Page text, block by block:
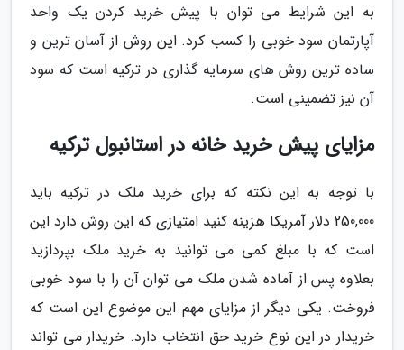
به این شرایط می توان با پیش خرید کردن یک واحد
آپارتمان سود خوبی را کسب کرد. این روش از آسان ترین و
ساده ترین روش های سرمایه گذاری در ترکیه است که سود
آن نیز تضمینی است.
مزایای پیش خرید خانه در استانبول ترکیه
با توجه به این نکته که برای خرید ملک در ترکیه باید
250,000 دلار آمریکا هزینه کنید امتیازی که این روش دارد این
است که با مبلغ کمی می توانید به خرید ملک بپردازید
بعلاوه پس از آماده شدن ملک می توان آن را با سود خوبی
فروخت. یکی دیگر از مزایای مهم این موضوع این است که
خریدار در این نوع خرید حق انتخاب دارد. خریدار می تواند